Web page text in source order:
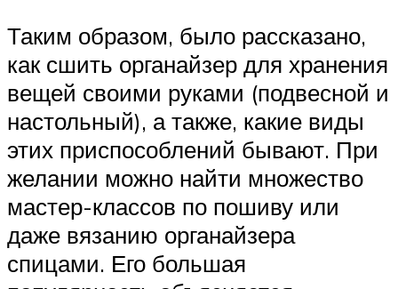
Таким образом, было рассказано,
как сшить органайзер для хранения
вещей своими руками (подвесной и
настольный), а также, какие виды
этих приспособлений бывают. При
желании можно найти множество
мастер-классов по пошиву или
даже вязанию органайзера
спицами. Его большая